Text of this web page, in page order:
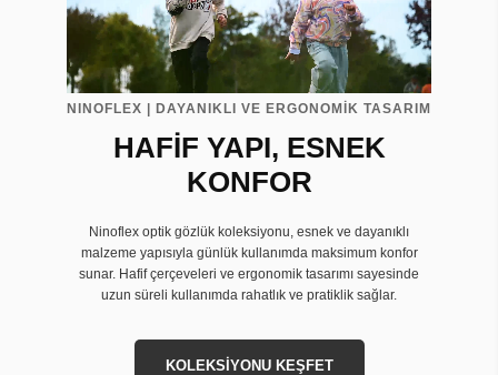
NINOFLEX | DAYANIKLI VE ERGONOMİK TASARIM
HAFİF YAPI, ESNEK
KONFOR
Ninoflex optik gözlük koleksiyonu, esnek ve dayanıklı
malzeme yapısıyla günlük kullanımda maksimum konfor
sunar. Hafif çerçeveleri ve ergonomik tasarımı sayesinde
uzun süreli kullanımda rahatlık ve pratiklik sağlar.
KOLEKSİYONU KEŞFET